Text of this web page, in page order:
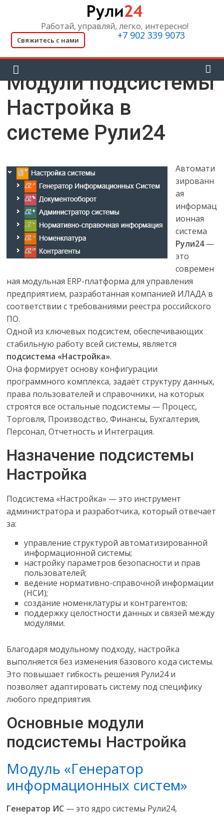
content
Работай, управляй, легко, интересно!
Свяжитесь с нами +7 902 339 9073
Модули подсистемы
Настройка в
системе Рули24
Автомати
зированн
ая
информац
ионная
система
Рули24—
это
современ
ная модульная ERP-платформа для управления
предприятием, разработанная компанией ИЛАДА в
соответствии с требованиями реестра российского
ПО.
Одной из ключевых подсистем, обеспечивающих
стабильную работу всей системы, является
подсистема «Настройка».
Она формирует основу конфигурации
программного комплекса, задаёт структуру данных,
права пользователей и справочники, на которых
строятся все остальные подсистемы — Процесс,
Торговля, Производство, Финансы, Бухгалтерия,
Персонал, Отчетность и Интеграция.
Назначение подсистемы
Настройка
Подсистема «Настройка» — это инструмент
администратора и разработчика, который отвечает
за:
управление структурой автоматизированной
информационной системы;
настройку параметров безопасности и прав
пользователей;
ведение нормативно-справочной информации
(НСИ);
создание номенклатуры и контрагентов;
поддержку целостности данных и связей между
модулями.
Благодаря модульному подходу, настройка
выполняется без изменения базового кода системы.
Это повышает гибкость решения Рули24 и
позволяет адаптировать систему под специфику
любого предприятия.
Основные модули
подсистемы Настройка
Модуль «Генератор
информационных систем»
Генератор ИС — это ядро системы Рули24,